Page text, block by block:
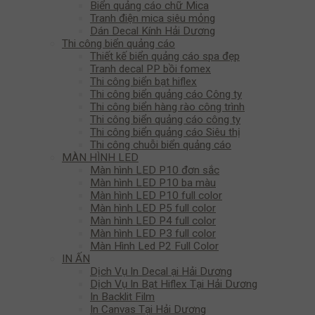
Biển quảng cáo chữ Mica
Tranh điện mica siêu mỏng
Dán Decal Kính Hải Dương
Thi công biển quảng cáo
Thiết kế biển quảng cáo spa đẹp
Tranh decal PP bồi fomex
Thi công biển bạt hiflex
Thi công biển quảng cáo Công ty
Thi công biển hàng rào công trình
Thi công biển quảng cáo công ty
Thi công biển quảng cáo Siêu thị
Thi công chuỗi biển quảng cáo
MÀN HÌNH LED
Màn hình LED P10 đơn sắc
Màn hình LED P10 ba màu
Màn hình LED P10 full color
Màn hình LED P5 full color
Màn hình LED P4 full color
Màn hình LED P3 full color
Màn Hình Led P2 Full Color
IN ẤN
Dịch Vụ In Decal ại Hải Dương
Dịch Vụ In Bạt Hiflex Tại Hải Dương
In Backlit Film
In Canvas Tại Hải Dương